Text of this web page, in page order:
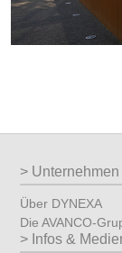
Unternehmen
Über DYNEXA
Die AVANCO-
Infos &